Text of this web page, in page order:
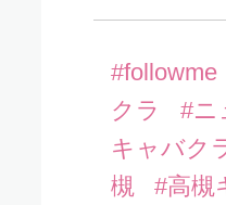
#followme
クラ
#ニ
キャバク
槻
#高槻